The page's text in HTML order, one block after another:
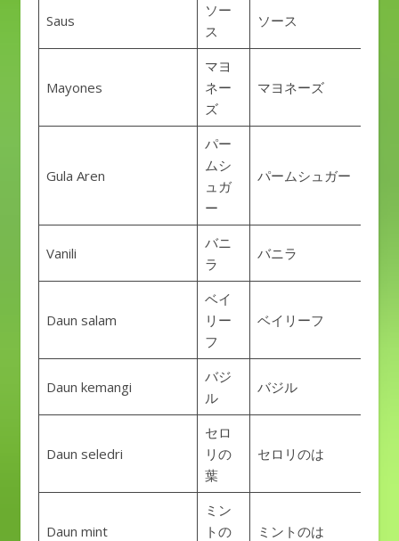
Saus
ソー
ス
ソース
Mayones
マヨ
ネー
ズ
マヨネーズ
Gula Aren
パー
ムシ
ュガ
ー
パームシュガー
Vanili
バニ
ラ
バニラ
Daun salam
ベイ
リー
フ
ベイリーフ
Daun kemangi
バジ
ル
バジル
Daun seledri
セロ
リの
葉
セロリのは
Daun mint
ミン
トの
ミントのは